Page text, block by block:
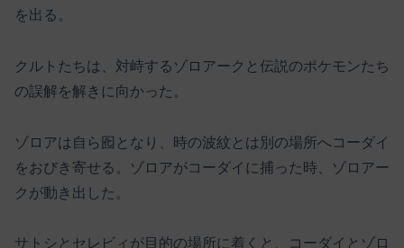
を出る。
クルトたちは、対峙するゾロアークと伝説のポケモンたち
の誤解を解きに向かった。
ゾロアは自ら囮となり、時の波紋とは別の場所へコーダイ
をおびき寄せる。ゾロアがコーダイに捕った時、ゾロアー
クが動き出した。
サトシとセレビィが目的の場所に着くと、コーダイとゾロ